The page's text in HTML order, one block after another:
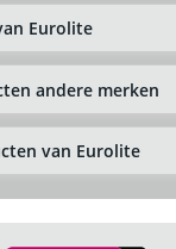
Eurolite
andere merken
van Eurolite